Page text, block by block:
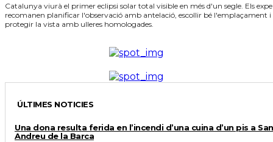
Catalunya viurà el primer eclipsi solar total visible en més d'un segle. Els
recomanen planificar l'observació amb antelació, escollir bé l'emplaçament i
protegir la vista amb ulleres homologades.
ÚLTIMES NOTICIES
Una dona resulta ferida en l’incendi d’una cuina d’un pis a
Andreu de la Barca